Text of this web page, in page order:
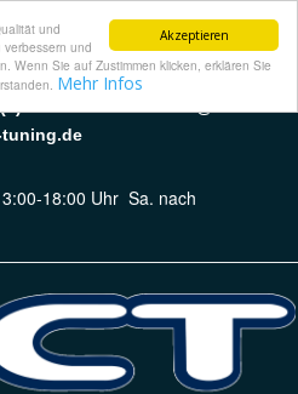
Akzeptieren
und
und
Wenn Sie auf Zustimmen klicken, erklären Sie
Mehr Infos
tuning.de
18:00 Uhr Sa. nach